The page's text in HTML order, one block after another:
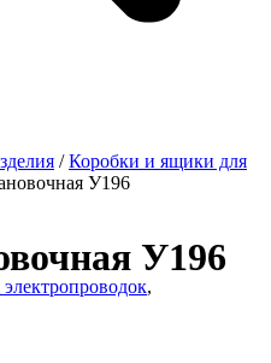
/Коробки и ящики для
У196
У196
,